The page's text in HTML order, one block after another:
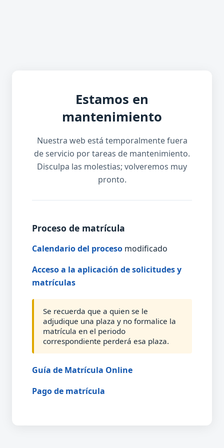
Estamos en
mantenimiento
Nuestra web está temporalmente fuera
de servicio por tareas de mantenimiento.
Disculpa las molestias; volveremos muy
pronto.
Proceso de matrícula
Calendario del proceso modificado
Acceso a la aplicación de solicitudes y
matrículas
Se recuerda que a quien se le
adjudique una plaza y no formalice la
matrícula en el periodo
correspondiente perderá esa plaza.
Guía de Matrícula Online
Pago de matrícula